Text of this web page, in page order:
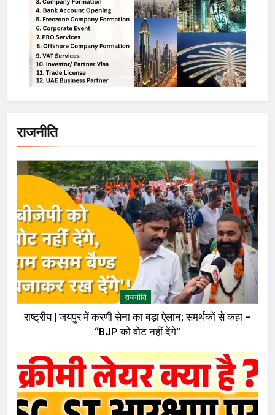
राजनीति
राजनीति
राष्ट्रीय | जयपुर में करणी सेना का बड़ा ऐलान; समर्थकों से कहा –
“BJP को वोट नहीं देंगे”